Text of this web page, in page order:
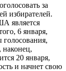
за
избирателей.
является
6 января,
голосования,
наконец,
20 января,
и начнет свою